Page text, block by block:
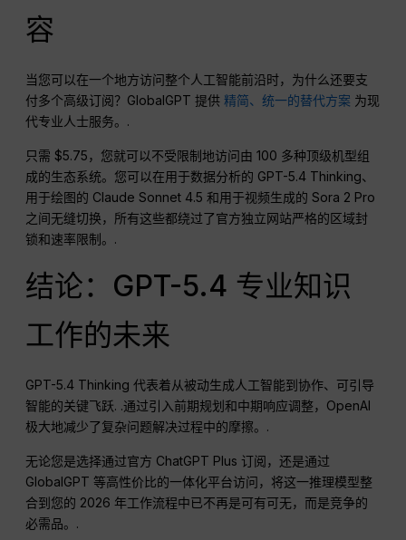
容
当您可以在一个地方访问整个人工智能前沿时，为什么还要支
付多个高级订阅？GlobalGPT 提供精简、统一的替代方案 为现
代专业人士服务。.
只需 $5.75，您就可以不受限制地访问由 100 多种顶级机型组
成的生态系统。您可以在用于数据分析的 GPT-5.4 Thinking、
用于绘图的 Claude Sonnet 4.5 和用于视频生成的 Sora 2 Pro
之间无缝切换，所有这些都绕过了官方独立网站严格的区域封
锁和速率限制。.
结论：GPT-5.4 专业知识
工作的未来
GPT-5.4 Thinking 代表着从被动生成人工智能到协作、可引导
智能的关键飞跃. .通过引入前期规划和中期响应调整，OpenAI
极大地减少了复杂问题解决过程中的摩擦。 .
无论您是选择通过官方 ChatGPT Plus 订阅，还是通过
GlobalGPT 等高性价比的一体化平台访问，将这一推理模型整
合到您的 2026 年工作流程中已不再是可有可无，而是竞争的
必需品。.